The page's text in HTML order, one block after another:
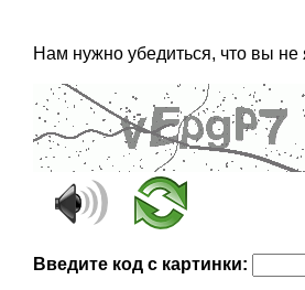
Нам нужно убедиться, что вы не
Введите код с картинки: